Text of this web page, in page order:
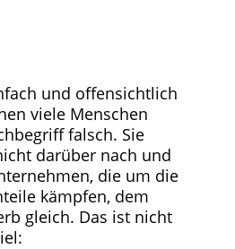
und offensichtlich
viele Menschen
falsch. Sie
darüber nach und
die um die
kämpfen, dem
gleich. Das ist nicht